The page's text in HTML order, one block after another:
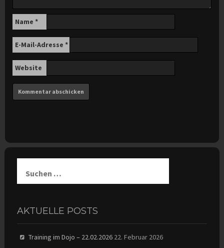
Name *
E-Mail-Adresse *
Website
nach:
AKTUELLE POSTS
Training im Dojo – 22.02.2026 22. Februar 2026